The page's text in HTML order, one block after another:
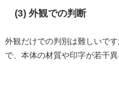
(3) 外観での判断
外観だけでの判別は難しいで
で、本体の材質や印字が若干異